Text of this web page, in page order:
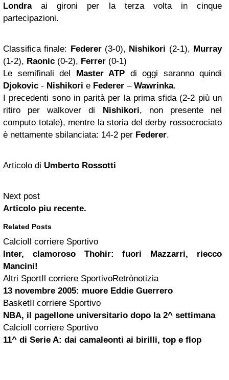
Londraai gironi per la terza volta in cinque
partecipazioni.
Classifica finale: Federer(3-0), Nishikori (2-1), Murray
(1-2), Raonic (0-2), Ferrer (0-1)
Le semifinali del Master ATP di oggi saranno quindi
Djokovic - Nishikori e Federer – Wawrinka.
I precedenti sono in parità per la prima sfida (2-2 più un
ritiro per walkover di Nishikori, non presente nel
computo totale), mentre la storia del derby rossocrociato
è nettamente sbilanciata: 14-2 per Federer.
Articolo di Umberto Rossotti
Next post
Articolo piu recente.
Related Posts
CalcioIl corriere Sportivo
Inter, clamoroso Thohir: fuori Mazzarri, riecco
Mancini!
Altri SportIl corriere SportivoRetrònotizia
13 novembre 2005: muore Eddie Guerrero
BasketIl corriere Sportivo
NBA, il pagellone universitario dopo la 2^ settimana
CalcioIl corriere Sportivo
11^ di Serie A: dai camaleonti ai birilli, top e flop